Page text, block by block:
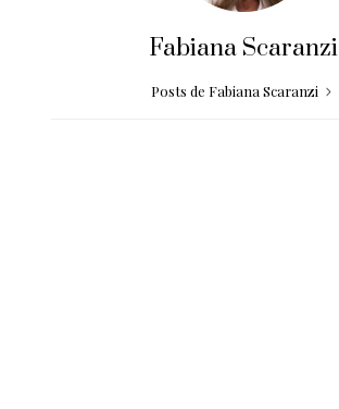
Fabiana Scaranzi
Posts de Fabiana Scaranzi